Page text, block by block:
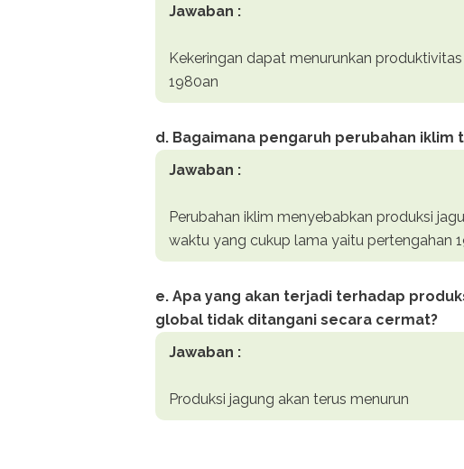
Jawaban :
Kekeringan dapat menurunkan
1980an
d. Bagaimana pengaruh perubahan
Jawaban :
Perubahan iklim menyebabkan produksi
waktu yang cukup lama yaitu pertengahan
e. Apa yang akan terjadi terhadap
global tidak ditangani secara cermat?
Jawaban :
Produksi jagung akan terus menurun